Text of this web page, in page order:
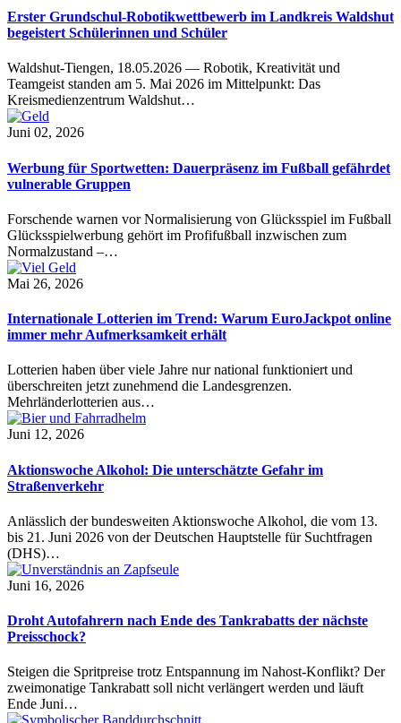
Erster Grundschul-Robotikwettbewerb im Landkreis Waldshut
begeistert Schülerinnen und Schüler
Waldshut-Tiengen, 18.05.2026 — Robotik, Kreativität und
Teamgeist standen am 5. Mai 2026 im Mittelpunkt: Das
Kreismedienzentrum Waldshut…
Juni 02, 2026
Werbung für Sportwetten: Dauerpräsenz im Fußball gefährdet
vulnerable Gruppen
Forschende warnen vor Normalisierung von Glücksspiel im Fußball
Glücksspielwerbung gehört im Profifußball inzwischen zum
Normalzustand –…
Mai 26, 2026
Internationale Lotterien im Trend: Warum EuroJackpot online
immer mehr Aufmerksamkeit erhält
Lotterien haben über viele Jahre nur national funktioniert und
überschreiten jetzt zunehmend die Landesgrenzen.
Mehrländerlotterien aus…
Juni 12, 2026
Aktionswoche Alkohol: Die unterschätzte Gefahr im
Straßenverkehr
Anlässlich der bundesweiten Aktionswoche Alkohol, die vom 13.
bis 21. Juni 2026 von der Deutschen Hauptstelle für Suchtfragen
(DHS)…
Juni 16, 2026
Droht Autofahrern nach Ende des Tankrabatts der nächste
Preisschock?
Steigen die Spritpreise trotz Entspannung im Nahost-Konflikt? Der
zweimonatige Tankrabatt soll nicht verlängert werden und läuft
Ende Juni…